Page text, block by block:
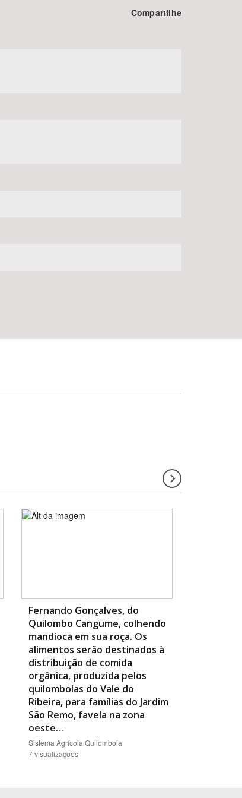
Compartilhe
Fernando Gonçalves, do
Quilombo Cangume, colhendo
mandioca em sua roça. Os
alimentos serão destinados à
distribuição de comida
orgânica, produzida pelos
quilombolas do Vale do
Ribeira, para famílias do Jardim
São Remo, favela na zona
oeste…
Sistema Agrícola Quilombola
7 visualizações